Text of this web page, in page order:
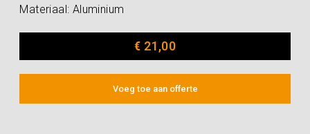
Materiaal: Aluminium
€ 21,00
Voeg toe aan offerte